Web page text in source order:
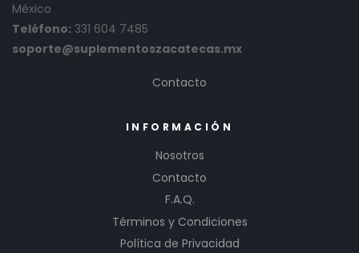
México
Teléfono: 331 604 7485
soporte@suplementoszacatecas.mx
Contacto
INFORMACIÓN
Nosotros
Contacto
F.A.Q.
Términos y Condiciones
Política de Privacidad